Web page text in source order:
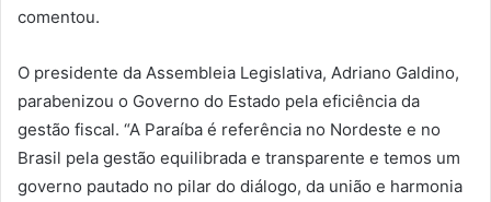
comentou.
O presidente da Assembleia Legislativa, Adriano Galdino,
parabenizou o Governo do Estado pela eficiência da
gestão fiscal. “A Paraíba é referência no Nordeste e no
Brasil pela gestão equilibrada e transparente e temos um
governo pautado no pilar do diálogo, da união e harmonia